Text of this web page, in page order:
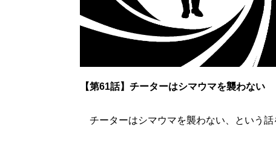
【第61話】チーターはシマウマを襲わない
チーターはシマウマを襲わない、という話